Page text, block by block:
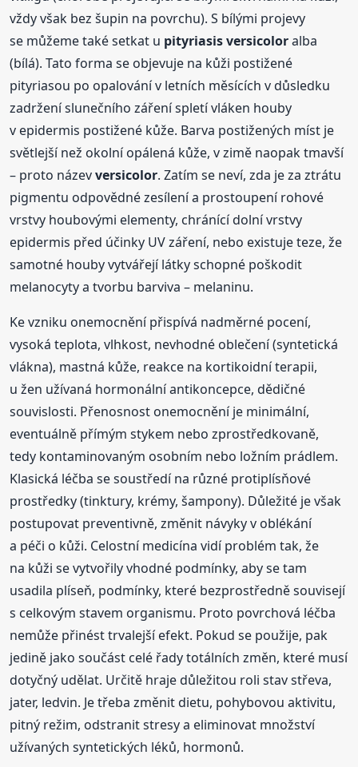
vždy však bez šupin na povrchu). S bílými projevy
se můžeme také setkat u pityriasis versicoloralba
(bílá). Tato forma se objevuje na kůži postižené
pityriasou po opalování v letních měsících v důsledku
zadržení slunečního záření spletí vláken houby
v epidermis postižené kůže. Barva postižených míst je
světlejší než okolní opálená kůže, v zimě naopak tmavší
– proto názevversicolor. Zatím se neví, zda je za ztrátu
pigmentu odpovědné zesílení a prostoupení rohové
vrstvy houbovými elementy, chránící dolní vrstvy
epidermis před účinky UV záření, nebo existuje teze, že
samotné houby vytvářejí látky schopné poškodit
melanocyty a tvorbu barviva – melaninu.
Ke vzniku onemocnění přispívá nadměrné pocení,
vysoká teplota, vlhkost, nevhodné oblečení (syntetická
vlákna), mastná kůže, reakce na kortikoidní terapii,
u žen užívaná hormonální antikoncepce, dědičné
souvislosti. Přenosnost onemocnění je minimální,
eventuálně přímým stykem nebo zprostředkovaně,
tedy kontaminovaným osobním nebo ložním prádlem.
Klasická léčba se soustředí na různé protiplísňové
prostředky (tinktury, krémy, šampony). Důležité je však
postupovat preventivně, změnit návyky v oblékání
a péči o kůži. Celostní medicína vidí problém tak, že
na kůži se vytvořily vhodné podmínky, aby se tam
usadila plíseň, podmínky, které bezprostředně souvisejí
s celkovým stavem organismu. Proto povrchová léčba
nemůže přinést trvalejší efekt. Pokud se použije, pak
jedině jako součást celé řady totálních změn, které musí
dotyčný udělat. Určitě hraje důležitou roli stav střeva,
jater, ledvin. Je třeba změnit dietu, pohybovou aktivitu,
pitný režim, odstranit stresy a eliminovat množství
užívaných syntetických léků, hormonů.